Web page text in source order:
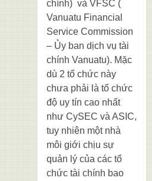
chính) và VFSC (
Vanuatu Financial
Service Commission
– Ủy ban dịch vụ tài
chính Vanuatu). Mặc
dù 2 tổ chức này
chưa phải là tổ chức
độ uy tín cao nhất
như CySEC và ASIC,
tuy nhiên một nhà
môi giới chịu sự
quản lý của các tổ
chức tài chính bao